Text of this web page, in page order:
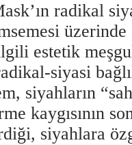
radikal
üzerinde
estetik
siyasi
siyahların
kaygısının
siyahlara